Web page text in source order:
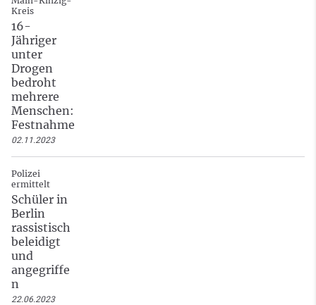
Kreis
16-
Jähriger
unter
Drogen
bedroht
mehrere
Menschen:
Festnahme
02.11.2023
Polizei
ermittelt
Schüler in
Berlin
rassistisch
beleidigt
und
angegriffe
n
22.06.2023